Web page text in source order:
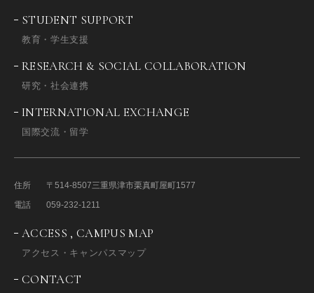
STUDENT SUPPORT
教育・学生支援
RESEARCH & SOCIAL COLLABORATION
研究・社会連携
INTERNATIONAL EXCHANGE
国際交流・留学
住所 〒514-8507三重県津市栗真町屋町1577
電話
059-232-1211
ACCESS , CAMPUS MAP
アクセス・キャンパスマップ
CONTACT